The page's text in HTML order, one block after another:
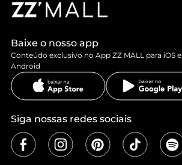
Baixe o nosso app
Conteúdo exclusivo no App ZZ MALL para iOS e
Android
Siga nossas redes sociais